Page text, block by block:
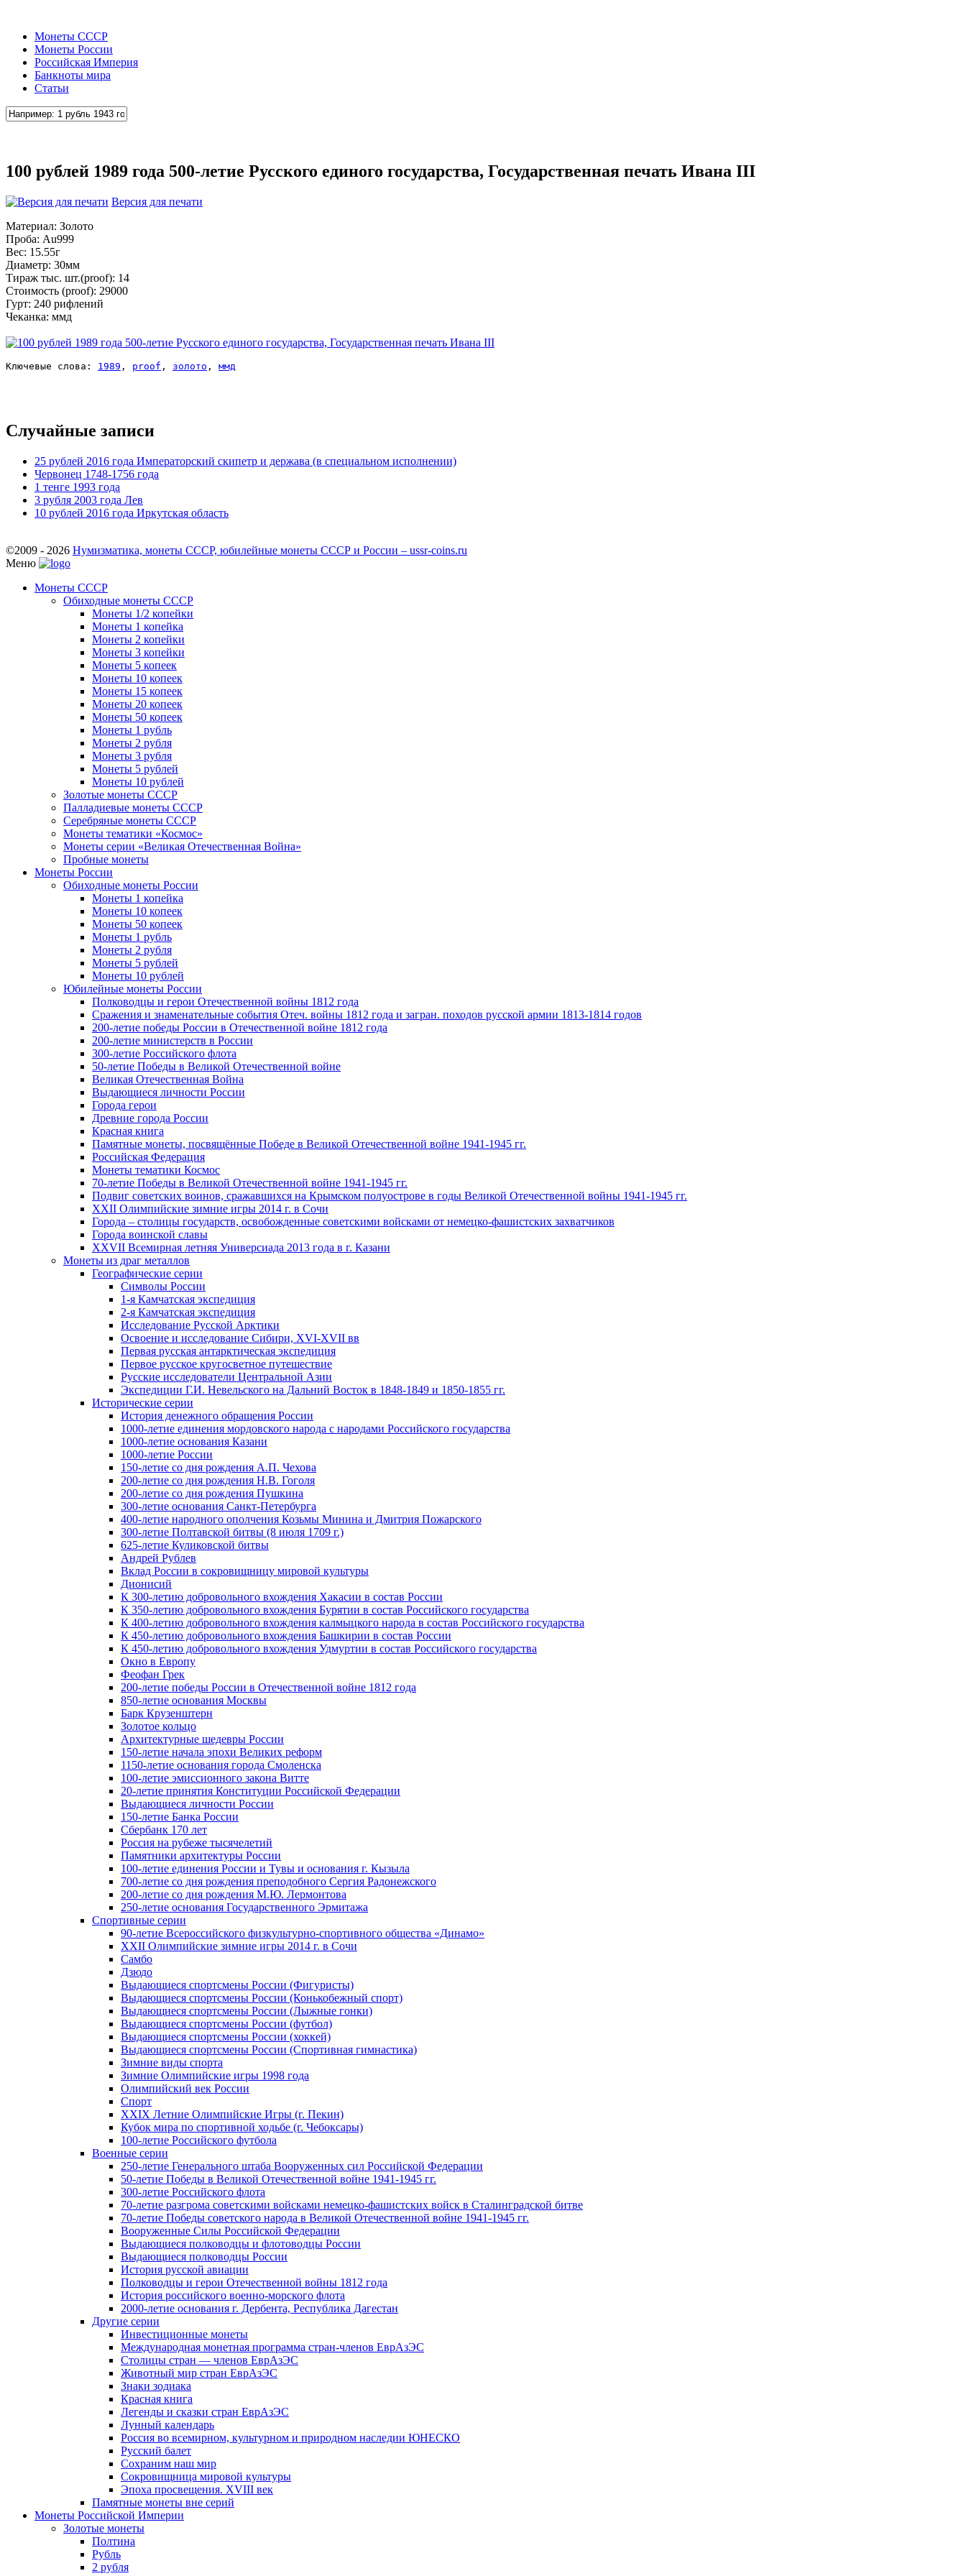
Монеты СССР
Монеты России
Российская Империя
Банкноты мира
Статьи
100 рублей 1989 года 500-летие Русского единого государства, Государственная печать Ивана III
Версия для печати
Материал: Золото
Проба: Au999
Вес: 15.55г
Диаметр: 30мм
Тираж тыс. шт.(proof): 14
Стоимость (proof): 29000
Гурт: 240 рифлений
Чеканка: ммд
Ключевые слова: 1989 , proof , золото , ммд
Случайные записи
25 рублей 2016 года Императорский скипетр и держава (в специальном исполнении)
Червонец 1748-1756 года
1 тенге 1993 года
3 рубля 2003 года Лев
10 рублей 2016 года Иркутская область
©2009 - 2026 Нумизматика, монеты СССР, юбилейные монеты СССР и России – ussr-coins.ru
Меню
Монеты СССР
Обиходные монеты СССР
Монеты 1/2 копейки
Монеты 1 копейка
Монеты 2 копейки
Монеты 3 копейки
Монеты 5 копеек
Монеты 10 копеек
Монеты 15 копеек
Монеты 20 копеек
Монеты 50 копеек
Монеты 1 рубль
Монеты 2 рубля
Монеты 3 рубля
Монеты 5 рублей
Монеты 10 рублей
Золотые монеты СССР
Палладиевые монеты СССР
Серебряные монеты CCCР
Монеты тематики «Космос»
Монеты серии «Великая Отечественная Война»
Пробные монеты
Монеты России
Обиходные монеты России
Монеты 1 копейка
Монеты 10 копеек
Монеты 50 копеек
Монеты 1 рубль
Монеты 2 рубля
Монеты 5 рублей
Монеты 10 рублей
Юбилейные монеты России
Полководцы и герои Отечественной войны 1812 года
Сражения и знаменательные события Отеч. войны 1812 года и загран. походов русской армии 1813-1814 годов
200-летие победы России в Отечественной войне 1812 года
200-летие министерств в России
300-летие Российского флота
50-летие Победы в Великой Отечественной войне
Великая Отечественная Война
Выдающиеся личности России
Города герои
Древние города России
Красная книга
Памятные монеты, посвящённые Победе в Великой Отечественной войне 1941-1945 гг.
Российская Федерация
Монеты тематики Космос
70-летие Победы в Великой Отечественной войне 1941-1945 гг.
Подвиг советских воинов, сражавшихся на Крымском полуострове в годы Великой Отечественной войны 1941-1945 гг.
XXII Олимпийские зимние игры 2014 г. в Сочи
Города – столицы государств, освобожденные советскими войсками от немецко-фашистских захватчиков
Города воинской славы
XXVII Всемирная летняя Универсиада 2013 года в г. Казани
Монеты из драг металлов
Географические серии
Символы России
1-я Камчатская экспедиция
2-я Камчатская экспедиция
Исследование Русской Арктики
Освоение и исследование Сибири, XVI-XVII вв
Первая русская антарктическая экспедиция
Первое русское кругосветное путешествие
Русские исследователи Центральной Азии
Экспедиции Г.И. Невельского на Дальний Восток в 1848-1849 и 1850-1855 гг.
Исторические серии
История денежного обращения России
1000-летие единения мордовского народа с народами Российского государства
1000-летие основания Казани
1000-летие России
150-летие со дня рождения А.П. Чехова
200-летие со дня рождения Н.В. Гоголя
200-летие со дня рождения Пушкина
300-летие основания Санкт-Петербурга
400-летие народного ополчения Козьмы Минина и Дмитрия Пожарского
300-летие Полтавской битвы (8 июля 1709 г.)
625-летие Куликовской битвы
Андрей Рублев
Вклад России в сокровищницу мировой культуры
Дионисий
К 300-летию добровольного вхождения Хакасии в состав России
К 350-летию добровольного вхождения Бурятии в состав Российского государства
К 400-летию добровольного вхождения калмыцкого народа в состав Российского государства
К 450-летию добровольного вхождения Башкирии в состав России
К 450-летию добровольного вхождения Удмуртии в состав Российского государства
Окно в Европу
Феофан Грек
200-летие победы России в Отечественной войне 1812 года
850-летие основания Москвы
Барк Крузенштерн
Золотое кольцо
Архитектурные шедевры России
150-летие начала эпохи Великих реформ
1150-летие основания города Смоленска
100-летие эмиссионного закона Витте
20-летие принятия Конституции Российской Федерации
Выдающиеся личности России
150-летие Банка России
Сбербанк 170 лет
Россия на рубеже тысячелетий
Памятники архитектуры России
100-летие единения России и Тувы и основания г. Кызыла
700-летие со дня рождения преподобного Сергия Радонежского
200-летие со дня рождения М.Ю. Лермонтова
250-летие основания Государственного Эрмитажа
Спортивные серии
90-летие Всероссийского физкультурно-спортивного общества «Динамо»
XXII Олимпийские зимние игры 2014 г. в Сочи
Самбо
Дзюдо
Выдающиеся спортсмены России (Фигуристы)
Выдающиеся спортсмены России (Конькобежный спорт)
Выдающиеся спортсмены России (Лыжные гонки)
Выдающиеся спортсмены России (футбол)
Выдающиеся спортсмены России (хоккей)
Выдающиеся спортсмены России (Спортивная гимнастика)
Зимние виды спорта
Зимние Олимпийские игры 1998 года
Олимпийский век России
Спорт
XXIX Летние Олимпийские Игры (г. Пекин)
Кубок мира по спортивной ходьбе (г. Чебоксары)
100-летие Российского футбола
Военные серии
250-летие Генерального штаба Вооруженных сил Российской Федерации
50-летие Победы в Великой Отечественной войне 1941-1945 гг.
300-летие Российского флота
70-летие разгрома советскими войсками немецко-фашистских войск в Сталинградской битве
70-летие Победы советского народа в Великой Отечественной войне 1941-1945 гг.
Вооруженные Силы Российской Федерации
Выдающиеся полководцы и флотоводцы России
Выдающиеся полководцы России
История русской авиации
Полководцы и герои Отечественной войны 1812 года
История российского военно-морского флота
2000-летие основания г. Дербента, Республика Дагестан
Другие серии
Инвестиционные монеты
Международная монетная программа стран-членов ЕврАзЭС
Столицы стран — членов ЕврАзЭС
Животный мир стран ЕврАзЭС
Знаки зодиака
Красная книга
Легенды и сказки стран ЕврАзЭС
Лунный календарь
Россия во всемирном, культурном и природном наследии ЮНЕСКО
Русский балет
Сохраним наш мир
Сокровищница мировой культуры
Эпоха просвещения. XVIII век
Памятные монеты вне серий
Монеты Российской Империи
Золотые монеты
Полтина
Рубль
2 рубля